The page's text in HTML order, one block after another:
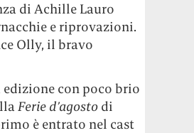
di Achille Lauro
e riprovazioni.
Olly, il bravo
edizione con poco brio
Ferie d’agosto di
è entrato nel cast